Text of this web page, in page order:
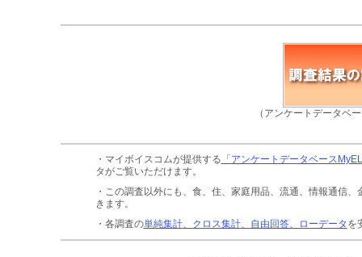
（アンケートデータベ
・マイボイスコムが提供する 「アンケートデータベース
タがご覧いただけます。
・この調査以外にも、食、住、家庭用品、流通、情報通信、
きます。
・各調査の単純集計、クロス集計、自由回答、ローデータ を